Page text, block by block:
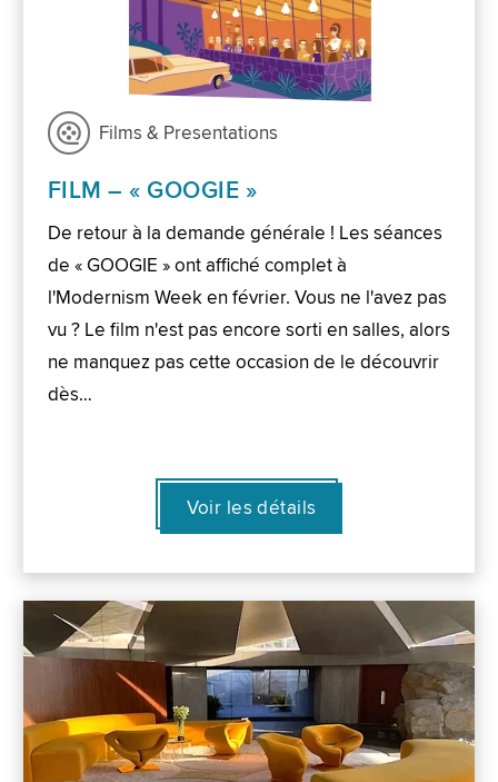
Films & Presentations
FILM – « GOOGIE »
De retour à la demande générale ! Les séances
de « GOOGIE » ont affiché complet à
l'Modernism Week en février. Vous ne l'avez pas
vu ? Le film n'est pas encore sorti en salles, alors
ne manquez pas cette occasion de le découvrir
dès…
Voir les détails